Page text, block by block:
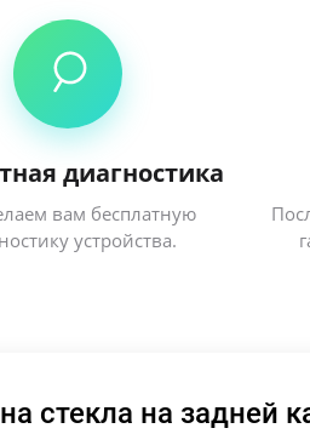
диагностика
вам бесплатную
устройства.
стекла на задней